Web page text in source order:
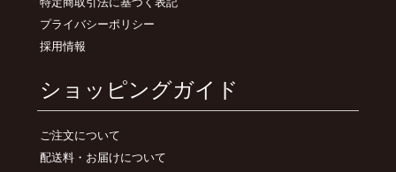
プライバシーポリシー
採用情報
ショッピングガイド
ご注文について
配送料・お届けについて